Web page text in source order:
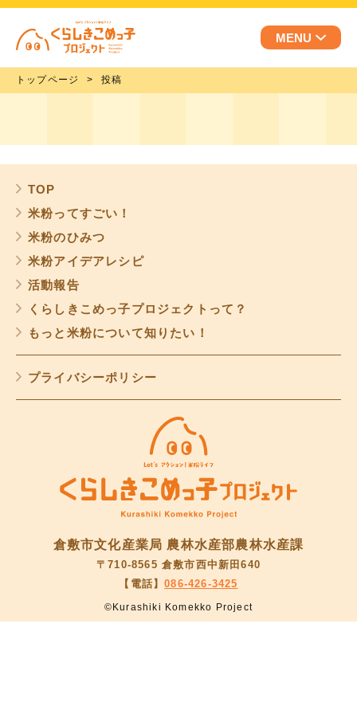
MENU
トップページ 投稿
TOP
米粉ってすごい！
米粉のひみつ
米粉アイデアレシピ
活動報告
くらしきこめっ子プロジェクトって？
もっと米粉について知りたい！
プライバシーポリシー
倉敷市文化産業局 農林水産部農林水産課
〒710-8565 倉敷市西中新田640
【電話】086-426-3425
©Kurashiki Komekko Project